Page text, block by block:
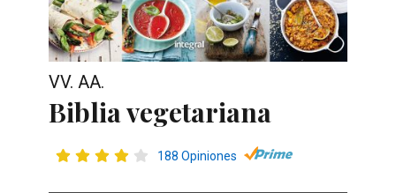
VV. AA.
Biblia vegetariana
188 Opiniones